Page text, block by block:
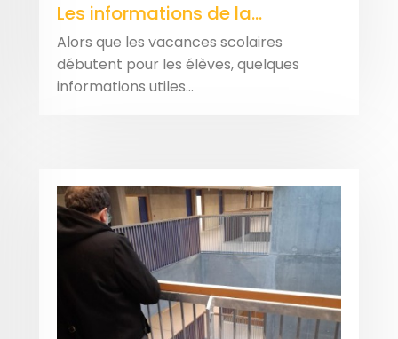
Les informations de la...
Alors que les vacances scolaires
débutent pour les élèves, quelques
informations utiles...